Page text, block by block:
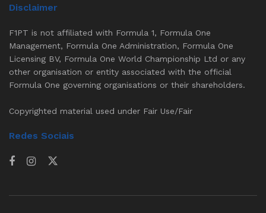
Disclaimer
F1PT is not affiliated with Formula 1, Formula One
Management, Formula One Administration, Formula One
Licensing BV, Formula One World Championship Ltd or any
other organisation or entity associated with the official
Formula One governing organisations or their shareholders.
Copyrighted material used under Fair Use/Fair
Redes Sociais